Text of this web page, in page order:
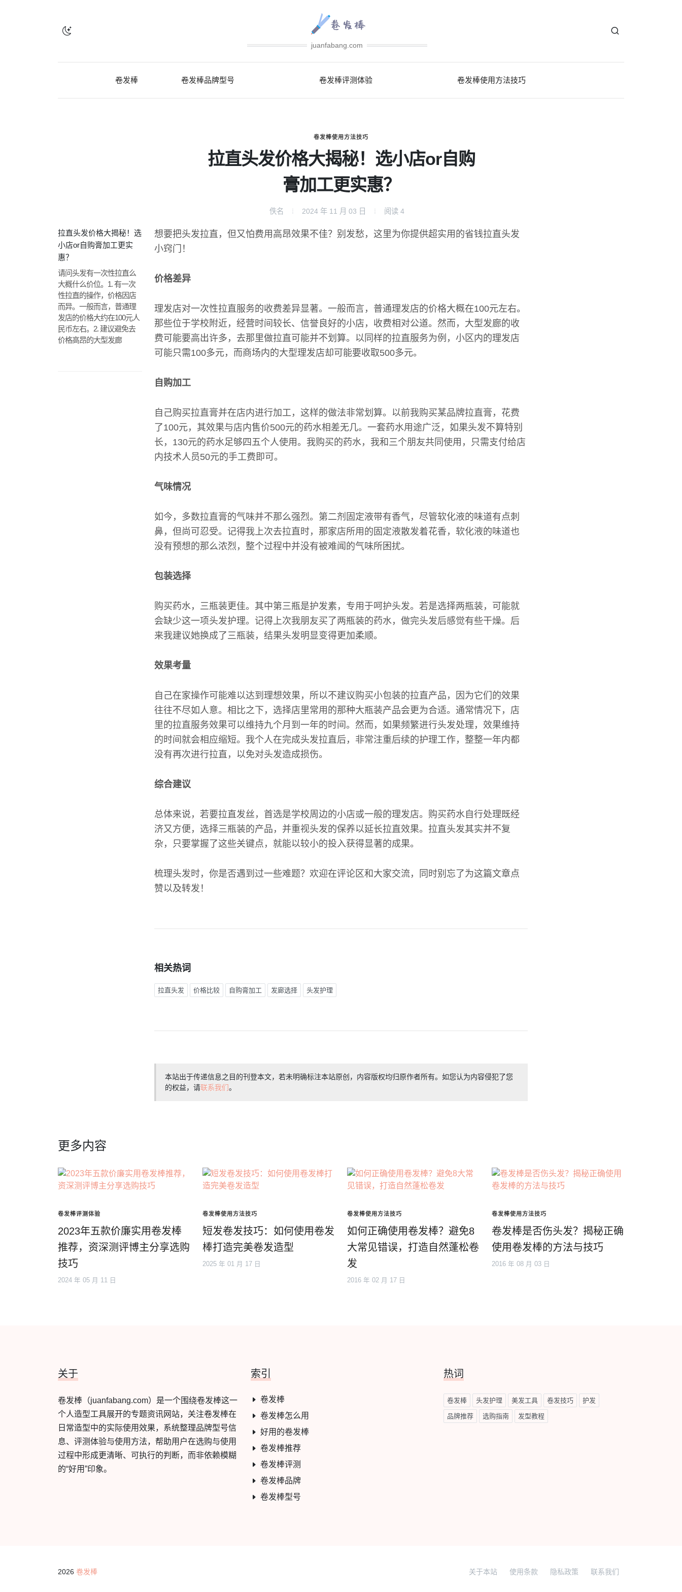
juanfabang.com
卷发棒 卷发棒品牌型号 卷发棒评测体验 卷发棒使用方法技巧
卷发棒使用方法技巧
拉直头发价格大揭秘！选小店or自购
膏加工更实惠？
佚名 2024 年 11 月 03 日 阅读 4
拉直头发价格大揭秘！选
小店or自购膏加工更实
惠？
请问头发有一次性拉直么
大概什么价位。1. 有一次
性拉直的操作，价格因店
而异。一般而言，普通理
发店的价格大约在100元人
民币左右。2. 建议避免去
价格高昂的大型发廊
想要把头发拉直，但又怕费用高昂效果不佳？别发愁，这里为你提供超实用的省钱拉直头发
小窍门！
价格差异
理发店对一次性拉直服务的收费差异显著。一般而言，普通理发店的价格大概在100元左右。
那些位于学校附近，经营时间较长、信誉良好的小店，收费相对公道。然而，大型发廊的收
费可能要高出许多，去那里做拉直可能并不划算。以同样的拉直服务为例，小区内的理发店
可能只需100多元，而商场内的大型理发店却可能要收取500多元。
自购加工
自己购买拉直膏并在店内进行加工，这样的做法非常划算。以前我购买某品牌拉直膏，花费
了100元，其效果与店内售价500元的药水相差无几。一套药水用途广泛，如果头发不算特别
长，130元的药水足够四五个人使用。我购买的药水，我和三个朋友共同使用，只需支付给店
内技术人员50元的手工费即可。
气味情况
如今，多数拉直膏的气味并不那么强烈。第二剂固定液带有香气，尽管软化液的味道有点刺
鼻，但尚可忍受。记得我上次去拉直时，那家店所用的固定液散发着花香，软化液的味道也
没有预想的那么浓烈，整个过程中并没有被难闻的气味所困扰。
包装选择
购买药水，三瓶装更佳。其中第三瓶是护发素，专用于呵护头发。若是选择两瓶装，可能就
会缺少这一项头发护理。记得上次我朋友买了两瓶装的药水，做完头发后感觉有些干燥。后
来我建议她换成了三瓶装，结果头发明显变得更加柔顺。
效果考量
自己在家操作可能难以达到理想效果，所以不建议购买小包装的拉直产品，因为它们的效果
往往不尽如人意。相比之下，选择店里常用的那种大瓶装产品会更为合适。通常情况下，店
里的拉直服务效果可以维持九个月到一年的时间。然而，如果频繁进行头发处理，效果维持
的时间就会相应缩短。我个人在完成头发拉直后，非常注重后续的护理工作，整整一年内都
没有再次进行拉直，以免对头发造成损伤。
综合建议
总体来说，若要拉直发丝，首选是学校周边的小店或一般的理发店。购买药水自行处理既经
济又方便，选择三瓶装的产品，并重视头发的保养以延长拉直效果。拉直头发其实并不复
杂，只要掌握了这些关键点，就能以较小的投入获得显著的成果。
梳理头发时，你是否遇到过一些难题？欢迎在评论区和大家交流，同时别忘了为这篇文章点
赞以及转发！
相关热词
拉直头发 价格比较 自购膏加工 发廊选择 头发护理
本站出于传递信息之目的刊登本文，若未明确标注本站原创，内容版权均归原作者所有。如您认为内容侵犯了您
的权益，请联系我们。
更多内容
卷发棒评测体验
2023年五款价廉实用卷发棒
推荐，资深测评博主分享选购
技巧
2024 年 05 月 11 日
卷发棒使用方法技巧
短发卷发技巧：如何使用卷发
棒打造完美卷发造型
2025 年 01 月 17 日
卷发棒使用方法技巧
如何正确使用卷发棒？避免8
大常见错误，打造自然蓬松卷
发
2016 年 02 月 17 日
卷发棒使用方法技巧
卷发棒是否伤头发？揭秘正确
使用卷发棒的方法与技巧
2016 年 08 月 03 日
关于
卷发棒（juanfabang.com）是一个围绕卷发棒这一
个人造型工具展开的专题资讯网站，关注卷发棒在
日常造型中的实际使用效果，系统整理品牌型号信
息、评测体验与使用方法，帮助用户在选购与使用
过程中形成更清晰、可执行的判断，而非依赖模糊
的“好用”印象。
索引
卷发棒
卷发棒怎么用
好用的卷发棒
卷发棒推荐
卷发棒评测
卷发棒品牌
卷发棒型号
热词
卷发棒 头发护理 美发工具 卷发技巧 护发
品牌推荐 选购指南 发型教程
2026 卷发棒 关于本站 使用条款 隐私政策 联系我们